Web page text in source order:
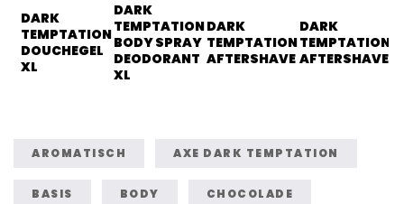
DARK
TEMPTATION
DOUCHEGEL
XL
DARK
TEMPTATION
BODY SPRAY
DEODORANT
XL
DARK
TEMPTATION
AFTERSHAVE
DARK
TEMPTATION
AFTERSHAVE
AROMATISCH AXE DARK TEMPTATION
BASIS BODY CHOCOLADE